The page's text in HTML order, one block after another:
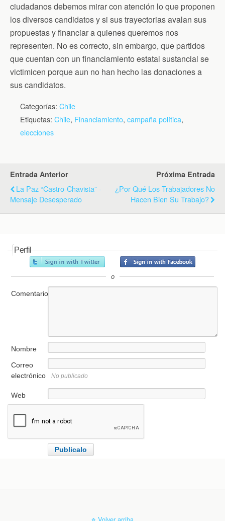
ciudadanos debemos mirar con atención lo que proponen
los diversos candidatos y si sus trayectorias avalan sus
propuestas y financiar a quienes queremos nos
representen. No es correcto, sin embargo, que partidos
que cuentan con un financiamiento estatal sustancial se
victimicen porque aun no han hecho las donaciones a
sus candidatos.
Categorías: Chile
Etiquetas: Chile, Financiamiento, campaña política,
elecciones
Entrada Anterior
La Paz “Castro-Chavista” -
Mensaje Desesperado
Próxima Entrada
¿Por Qué Los Trabajadores No
Hacen Bien Su Trabajo?
Perfil
o
Comentario
Nombre
Correo
electrónico
No publicado
Web